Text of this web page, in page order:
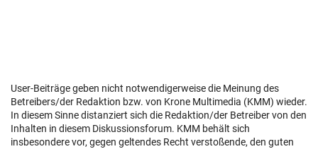
User-Beiträge geben nicht notwendigerweise die Meinung des
Betreibers/der Redaktion bzw. von Krone Multimedia (KMM) wieder.
In diesem Sinne distanziert sich die Redaktion/der Betreiber von den
Inhalten in diesem Diskussionsforum. KMM behält sich
insbesondere vor, gegen geltendes Recht verstoßende, den guten